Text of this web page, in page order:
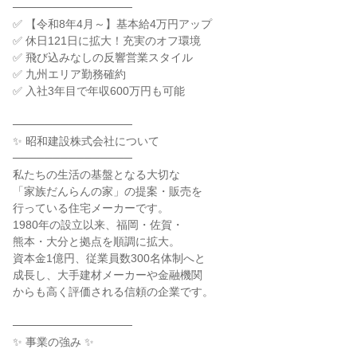
───────────────
✅ 【令和8年4月～】基本給4万円アップ
✅ 休日121日に拡大！充実のオフ環境
✅ 飛び込みなしの反響営業スタイル
✅ 九州エリア勤務確約
✅ 入社3年目で年収600万円も可能
───────────────
✨ 昭和建設株式会社について
───────────────
私たちの生活の基盤となる大切な
「家族だんらんの家」の提案・販売を
行っている住宅メーカーです。
1980年の設立以来、福岡・佐賀・
熊本・大分と拠点を順調に拡大。
資本金1億円、従業員数300名体制へと
成長し、大手建材メーカーや金融機関
からも高く評価される信頼の企業です。
───────────────
✨ 事業の強み ✨